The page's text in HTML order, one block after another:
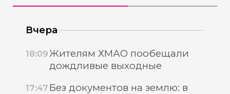
Вчера
18:09Жителям ХМАО пообещали
дождливые выходные
17:47 Без документов на землю: в